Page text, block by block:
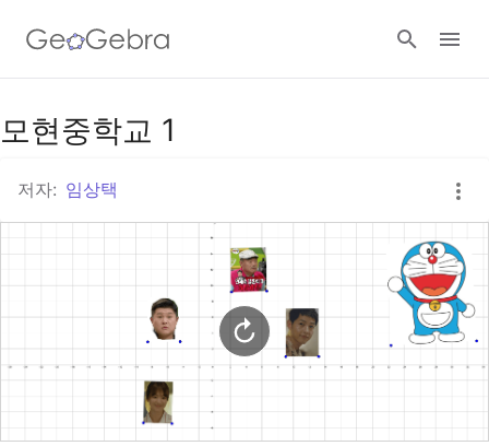
모현중학교 1
저자: 임상택